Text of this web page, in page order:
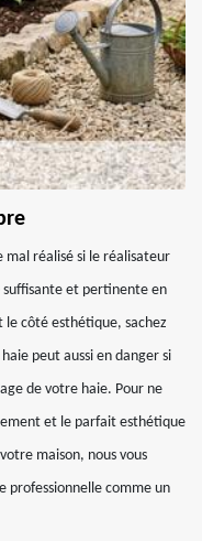
réalisé si le réalisateur
suffisante et pertinente en
côté esthétique, sachez
peut aussi en danger si
de votre haie. Pour ne
et le parfait esthétique
maison, nous vous
professionnelle comme un